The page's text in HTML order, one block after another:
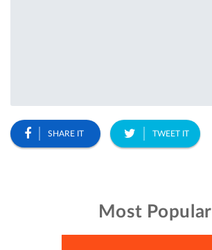
SHARE IT TWEET IT
Most Popular